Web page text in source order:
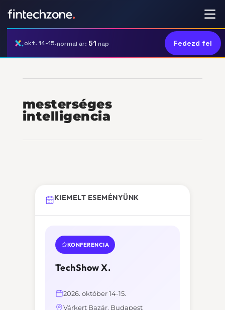
okt. 14-15.normál ár: 51 nap Fedezd fel
mesterséges
intelligencia
KIEMELT ESEMÉNYÜNK
KONFERENCIA
TechShow X.
2026. október 14-15.
Várkert Bazár, Budapest